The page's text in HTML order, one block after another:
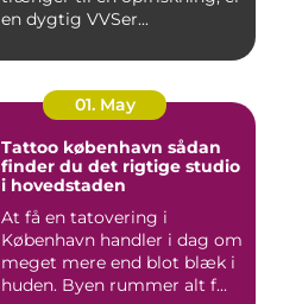
en dygtig VVSer...
01. May
Tattoo københavn sådan
finder du det rigtige studio
i hovedstaden
At få en tatovering i
København handler i dag om
meget mere end blot blæk i
huden. Byen rummer alt f...